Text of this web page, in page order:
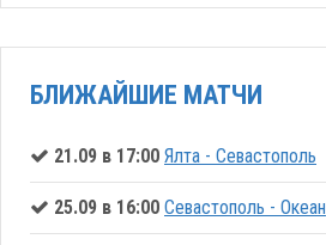
БЛИЖАЙШИЕ МАТЧИ
21.09 в 17:00 Ялта - Севастополь
25.09 в 16:00 Севастополь - Океан